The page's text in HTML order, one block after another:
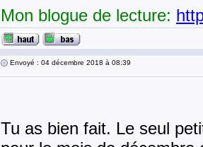
Mon blogue de lecture:
Envoyé : 04 décembre 2018 à 08:39
Tu as bien fait. Le seul